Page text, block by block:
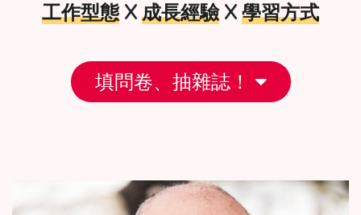
工作型態 X 成長經驗 X 學習方式
填問卷、抽雜誌！